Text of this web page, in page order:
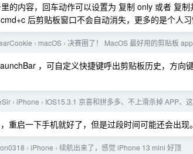
的内容，回车动作可以设置为 复制 only 或者 复
后剪贴板窗口不会自动消失，更多的是个人
› macOS › 决赛圈了！ MacOS 最好用的剪贴板 app
，可自定义快捷键呼出剪贴板历史，方向
› iPhone › IOS15.3.1 京喜和拼多多、不上滑杀掉 APP、
重启一下手机就好了，但是过段时间可能还会出
› iPhone › 续航出来了，感觉 iPhone 13 mini 好顶